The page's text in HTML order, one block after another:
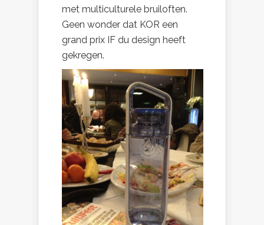
met multiculturele bruiloften.
Geen wonder dat KOR een
grand prix IF du design heeft
gekregen.